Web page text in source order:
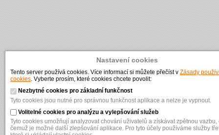
Nastavení cookies
Tento server používá cookies. Více informací si můžete přečíst v Zásady
cookies. Vyberte prosím, které cookies chcete povolit:
Nezbytné cookies pro základní funkčnost
Tyto cookies jsou nutné pro správnou funkčnost aplikace a nelze je vypnout.
Volitelné cookies pro analýzu a vylepšování služeb
Tyto cookies umožňují analyzovat chování uživatelů a získávat zpětnou vazbu,
čemuž je možné další zlepšování aplikace. Pro tyto účely používáme služby